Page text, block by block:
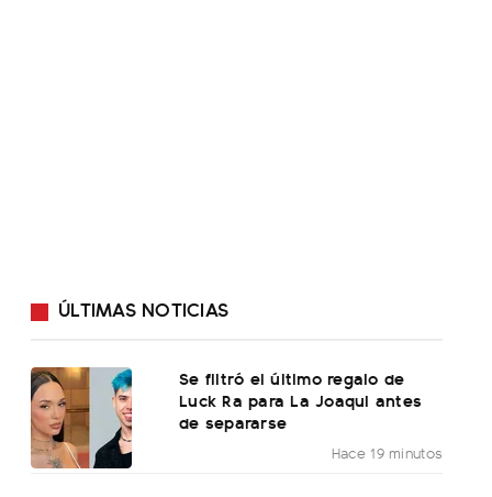
ÚLTIMAS NOTICIAS
Se filtró el último regalo de
Luck Ra para La Joaqui antes
de separarse
Hace 19 minutos